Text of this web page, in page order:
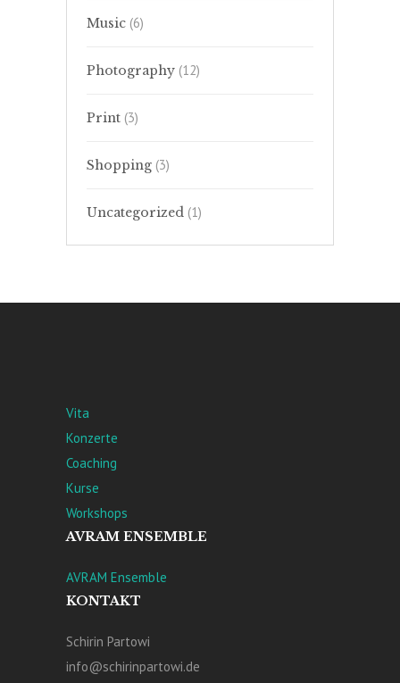
Music (6)
Photography (12)
Print (3)
Shopping (3)
Uncategorized (1)
Vita
Konzerte
Coaching
Kurse
Workshops
AVRAM ENSEMBLE
AVRAM Ensemble
KONTAKT
Schirin Partowi
info@schirinpartowi.de